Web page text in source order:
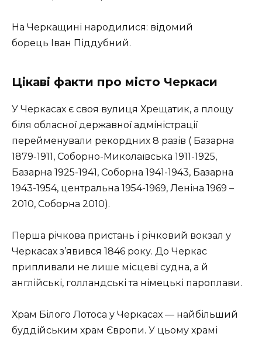
На Черкащині народилися: відомий
борець Іван Піддубний.
Цікаві факти про місто Черкаси
У Черкасах є своя вулиця Хрещатик, а площу
біля обласної державної адміністрації
перейменували рекордних 8 разів ( Базарна
1879-1911, Соборно-Миколаївська 1911-1925,
Базарна 1925-1941, Соборна 1941-1943, Базарна
1943-1954, центральна 1954-1969, Леніна 1969 –
2010, Соборна 2010).
Перша річкова пристань і річковий вокзал у
Черкасах з’явився 1846 року. До Черкас
припливали не лише місцеві судна, а й
англійські, голландські та німецькі пароплави.
Храм Білого Лотоса у Черкасах — найбільший
буддійським храм Європи. У цьому храмі